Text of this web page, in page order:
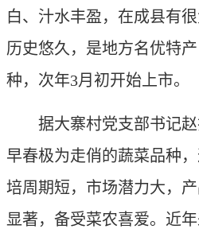
白、汁水丰盈，在成县有
历史悠久，是地方名优特
种，次年3月初开始上市。
据大寨村党支部书记赵
早春极为走俏的蔬菜品种
培周期短，市场潜力大，
显著，备受菜农喜爱。近